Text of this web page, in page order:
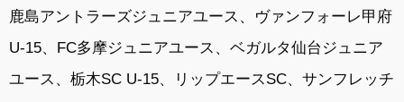
鹿島アントラーズジュニアユース、ヴァンフォーレ甲府
U-15、FC多摩ジュニアユース、ベガルタ仙台ジュニア
ユース、栃木SC U-15、リップエースSC、サンフレッチ